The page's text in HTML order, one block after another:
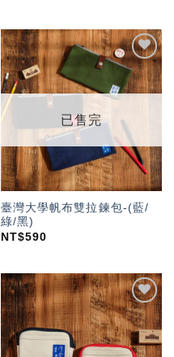
加入
「願
望輕
已售完
臺灣大學帆布雙拉鍊包-(藍/
綠/黑)
NT$590
加入
「願
望輕
單」